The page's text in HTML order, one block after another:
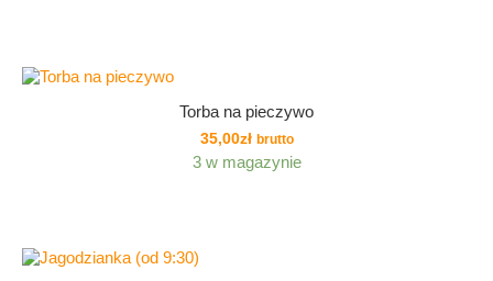
Torba na pieczywo
35,00zł brutto
3 w magazynie